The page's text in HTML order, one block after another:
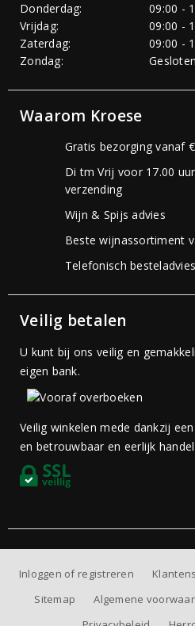
Donderdag:
09:00 -
Vrijdag:
09:00 -
Zaterdag:
09:00 -
Zondag:
Gesloten
Waarom Kroese
Gratis bezorging vanaf
Di tm Vrij voor 17.00
verzending
Wijn & Spijs advies
Beste wijnassortiment
Telefonisch besteladvies
Veilig betalen
U kunt bij ons veilig en
eigen bank.
Veilig winkelen mede dankzij
en betrouwbaar en eerlijk
Inloggen of registreren
Sitemap
Algemene